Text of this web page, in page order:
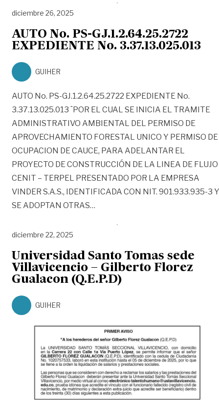
diciembre 26, 2025
AUTO No. PS-GJ.1.2.64.25.2722
EXPEDIENTE No. 3.37.13.025.013
GUIHER
AUTO No. PS-GJ.1.2.64.25.2722 EXPEDIENTE No.
3.37.13.025.013 ¨POR EL CUAL SE INICIA EL TRAMITE
ADMINISTRATIVO AMBIENTAL DEL PERMISO DE
APROVECHAMIENTO FORESTAL UNICO Y PERMISO DE
OCUPACION DE CAUCE, PARA ADELANTAR EL
PROYECTO DE CONSTRUCCIÓN DE LA LINEA DE FLUJO
CENIT – TERPEL PRESENTADO POR LA EMPRESA
VINDER S.A.S., IDENTIFICADA CON NIT. 901.933.935-3 Y
SE ADOPTAN OTRAS…
diciembre 22, 2025
Universidad Santo Tomas sede
Villavicencio – Gilberto Florez
Gualacon (Q.E.P.D)
GUIHER